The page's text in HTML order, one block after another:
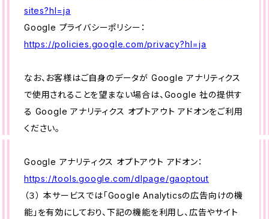
sites?hl=ja
Google プライバシーポリシー：
https://policies.google.com/privacy?hl=ja
なお、お客様はご自身のデータが Google アナリティクス
で使用されることを望まない場合は、Google 社の提供す
る Google アナリティクス オプトアウト アドオンをご利用
ください。
Google アナリティクス オプトアウト アドオン：
https://tools.google.com/dlpage/gaoptout
（３） 本サービスでは「Google Analyticsの広告向けの機
能」を有効にしており、下記の機能を利用し、広告やサイト